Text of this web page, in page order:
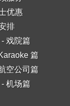
优惠
排
戏院篇
篇
空公司篇
机场篇